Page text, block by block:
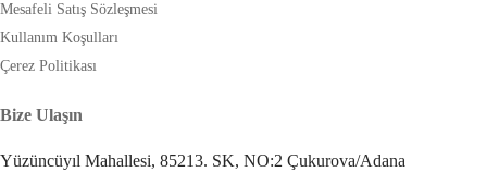
Mesafeli Satış Sözleşmesi
Kullanım Koşulları
Çerez Politikası
Bize Ulaşın
Yüzüncüyıl Mahallesi, 85213. SK, NO:2 Çukurova/Adana